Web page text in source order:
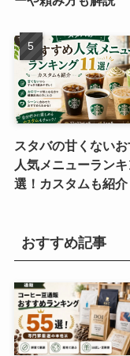
スタバの甘くない
人気メニューラン
選！カスタムも紹介
おすすめ記事